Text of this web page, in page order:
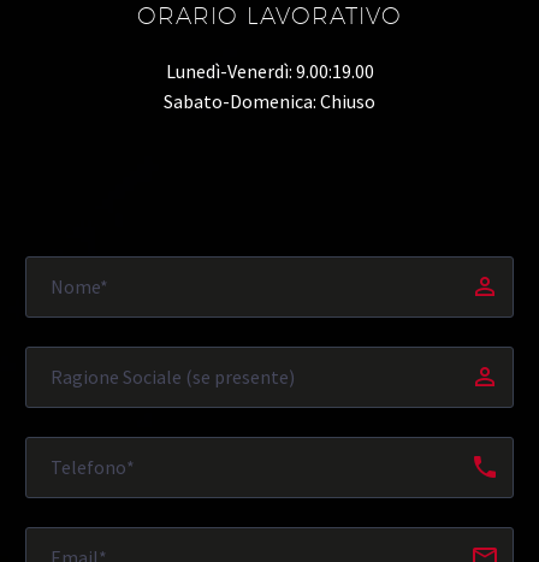
ORARIO LAVORATIVO
Lunedì-Venerdì: 9.00:19.00
Sabato-Domenica: Chiuso